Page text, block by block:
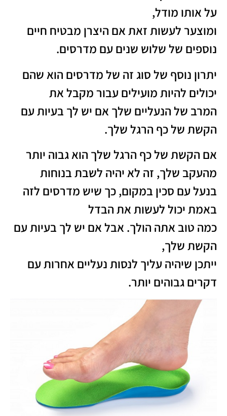
על אותו מודל,
ומוצער לעשות זאת אם היצרן מבטיח חיים
נוספים של שלוש שנים עם מדרסים.
יתרון נוסף של סוג זה של מדרסים הוא שהם
יכולים להיות מועילים עבור מקבל את
המרב של הנעליים שלך אם יש לך בעיות עם
הקשת של כף הרגל שלך.
אם הקשת של כף הרגל שלך הוא גבוה יותר
מהעקב שלך, זה לא יהיה לשבת בנוחות
בנעל עם סכין במקום, כך שיש מדרסים לזה
באמת יכול לעשות את הבדל
כמה טוב אתה הולך. אבל אם יש לך בעיות עם
הקשת שלך,
ייתכן שיהיה עליך לנסות נעליים אחרות עם
דקרים גבוהים יותר.